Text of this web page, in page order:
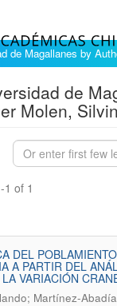
de Magallanes by
de
Molen,
1 of 1
DEL
A PARTIR DEL
VARIACIÓN
Martínez-